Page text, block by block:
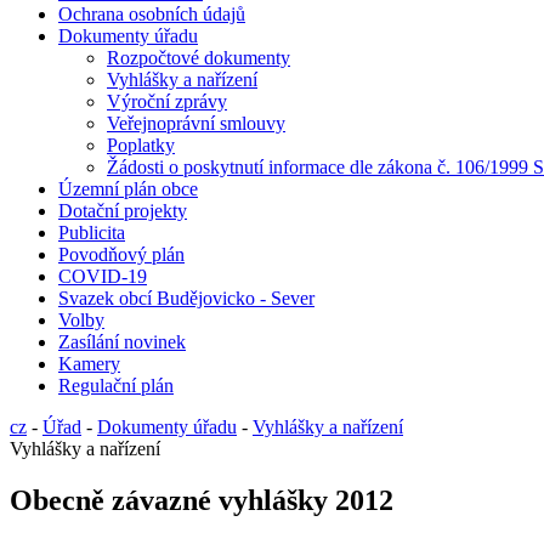
Ochrana osobních údajů
Dokumenty úřadu
Rozpočtové dokumenty
Vyhlášky a nařízení
Výroční zprávy
Veřejnoprávní smlouvy
Poplatky
Žádosti o poskytnutí informace dle zákona č. 106/1999
Územní plán obce
Dotační projekty
Publicita
Povodňový plán
COVID-19
Svazek obcí Budějovicko - Sever
Volby
Zasílání novinek
Kamery
Regulační plán
cz - Úřad - Dokumenty úřadu - Vyhlášky a nařízení
Vyhlášky a nařízení
Obecně závazné vyhlášky 2012